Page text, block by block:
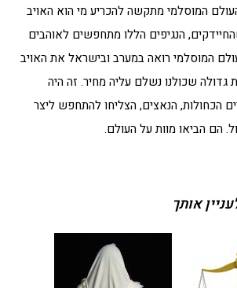
המוסלמי מתקשה להכריע מי הוא האויב
הנגיפים הללו מתחפשים לאוהבים
המוסלמי רואה במערב ובישראל את האויב
גדולה שכולנו נשלם עליה מחיר. זה היה
הכחולות, הנאצים, הצליחו להתחפש ליצר
הם הביאו מוות על העולם.
אותך